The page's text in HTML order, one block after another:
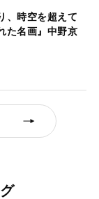
、時空を超えて
た名画』中野京